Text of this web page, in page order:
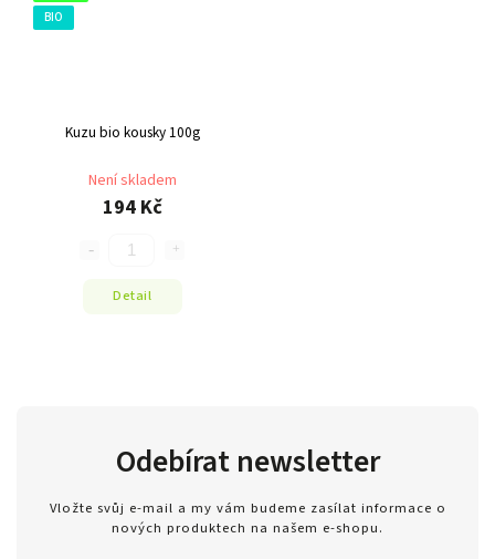
BIO
Kuzu bio kousky 100g
Není skladem
194 Kč
Detail
Odebírat newsletter
Vložte svůj e-mail a my vám budeme zasílat informace o
nových produktech na našem e-shopu.